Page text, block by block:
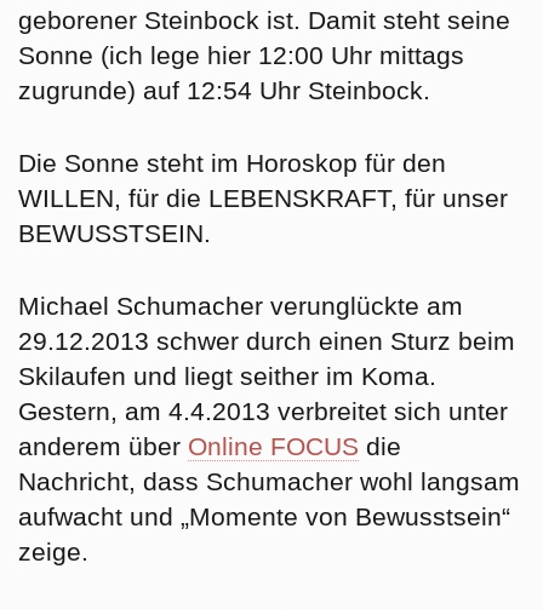
geborener Steinbock ist. Damit steht seine
Sonne (ich lege hier 12:00 Uhr mittags
zugrunde) auf 12:54 Uhr Steinbock
Die Sonne steht im Horoskop für den
WILLEN, für die LEBENSKRAFT, für unser
BEWUSSTSEIN.
Michael Schumacher verunglückte am
29.12.2013 schwer durch einen Sturz beim
Skilaufen und liegt seither im Koma.
Gestern, am 4.4.2013 verbreitet sich unter
anderem über Online FOCUS die
Nachricht, dass Schumacher wohl langsam
aufwacht und „Momente von Bewusstsein“
zeige.